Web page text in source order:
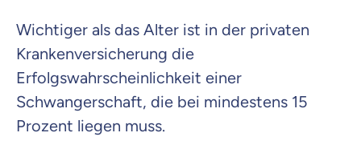
Wichtiger als das Alter ist in der privaten
Krankenversicherung die
Erfolgswahrscheinlichkeit einer
Schwangerschaft, die bei mindestens 15
Prozent liegen muss.